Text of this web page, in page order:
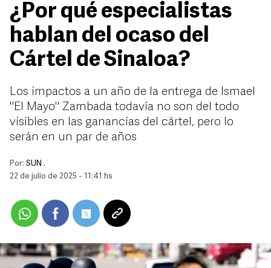
¿Por qué especialistas
hablan del ocaso del
Cártel de Sinaloa?
Los impactos a un año de la entrega de Ismael
"El Mayo" Zambada todavía no son del todo
visibles en las ganancias del cártel, pero lo
serán en un par de años
Por: SUN .
22 de julio de 2025 - 11:41 hs